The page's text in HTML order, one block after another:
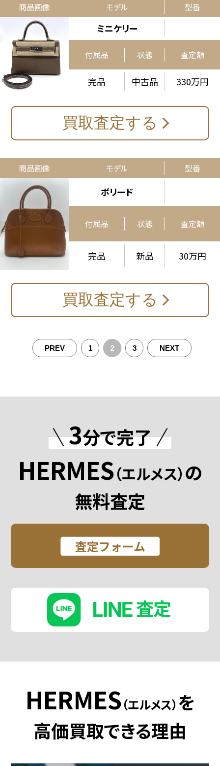
商品画像 モデル 型番
ミニケリー
付属品 状態 査定額
完品 中古品 330万円
買取査定する
商品画像 モデル 型番
ボリード
付属品 状態 査定額
完品 新品 30万円
買取査定する
1 2 3
3分で完了
HERMES（エルメス）の
無料査定
HERMES（エルメス） を
高価買取できる理由